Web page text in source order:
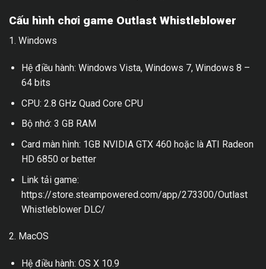
Cấu hình chơi game Outlast Whistleblower
1. Windows
Hệ điều hành: Windows Vista, Windows 7, Windows 8 –
64 bits
CPU: 2.8 GHz Quad Core CPU
Bộ nhớ: 3 GB RAM
Card màn hình: 1GB NVIDIA GTX 460 hoặc là ATI Radeon
HD 6850 or better
Link tải game:
https://store.steampowered.com/app/273300/Outlast
Whistleblower DLC/
2. MacOS
Hệ điều hành: OS X 10.9